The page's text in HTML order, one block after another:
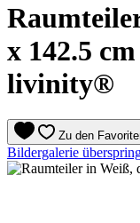
x 142.5
livinity®
Zu den
Bildergalerie